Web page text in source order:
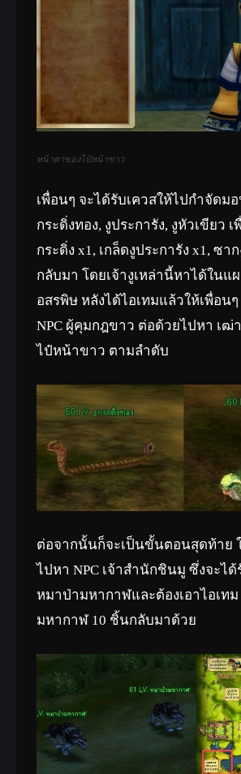
หน้าตาของไป๋หน้าขาว
เพื่อนๆ จะได้รับเควสให้ไปกำจัดมอ
กระดิ่งทอง, งูประการัง, งูหัวเขียว
กระดิ่ง x1, เกล็ดงูประการัง x1, ซา
กลับมา โดยเจ้างูเหล่านี้หาได้ในแ
อสรพิษ หลังได้ไอเทมแล้วให้เพื่อน
NPC ผู้คุมกฎขาว ต่อด้วยไปหา เฒ่
ไป๋หน้าขาว ตามลำดับ
ต่อจากนั้นก็จะเป็นขั้นตอนสุดท้าย
ไปหา NPC เจ้าสำนักชินมู ซึ่งจะได้
หมาป่ามหากาฬและต้องเอาไอเท
มหากาฬ 10 ชิ้นกลับมาด้วย